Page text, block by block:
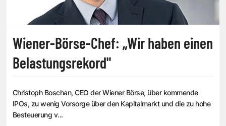
Wiener-Börse-Chef: „Wir haben einen
Belastungsrekord"
Christoph Boschan, CEO der Wiener Börse, über kommende
IPOs, zu wenig Vorsorge über den Kapitalmarkt und die zu hohe
Besteuerung v...